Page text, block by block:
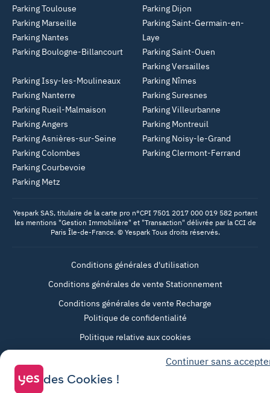
Parking Toulouse
Parking Marseille
Parking Nantes
Parking Boulogne-Billancourt
Parking Dijon
Parking Saint-Germain-en-
Laye
Parking Saint-Ouen
Parking Versailles
Parking Issy-les-Moulineaux
Parking Nanterre
Parking Rueil-Malmaison
Parking Angers
Parking Asnières-sur-Seine
Parking Colombes
Parking Courbevoie
Parking Metz
Parking Nîmes
Parking Suresnes
Parking Villeurbanne
Parking Montreuil
Parking Noisy-le-Grand
Parking Clermont-Ferrand
Yespark SAS, titulaire de la carte pro n°CPI 7501 2017 000 019 582 portant
les mentions "Gestion Immobilière" et "Transaction" délivrée par la CCI de
Paris Île-de-France. © Yespark Tous droits réservés.
Conditions générales d'utilisation
Conditions générales de vente Stationnement
Conditions générales de vente Recharge
Politique de confidentialité
Politique relative aux cookies
Paramètres des cookies
Mentions légales
Continuer sans
des Cookies !